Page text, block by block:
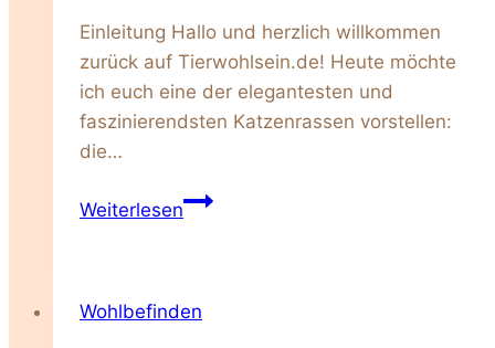
Einleitung Hallo und herzlich willkommen
zurück auf Tierwohlsein.de! Heute möchte
ich euch eine der elegantesten und
faszinierendsten Katzenrassen vorstellen:
die…
WeiterlesenDie
Pflege
Wohlbefinden